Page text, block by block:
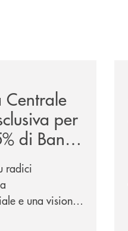
Centrale
per
di Banca
radici
e una visione